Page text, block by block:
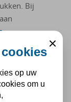
Bij
in
op uw
om u
Close